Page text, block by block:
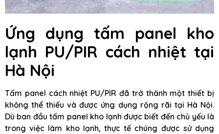
Ứng dụng tấm panel kho
lạnh PU/PIR cách nhiệt tại
Hà Nội
Tấm panel cách nhiệt PU/PIR đã trở thành một thiết bị
không thể thiếu và được ứng dụng rộng rãi tại Hà Nội.
Dù ban đầu tấm panel kho lạnh được biết đến chủ yếu là
trong việc làm kho lạnh, thực tế chúng được sử dụng